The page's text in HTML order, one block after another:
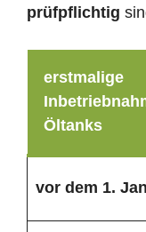
prüfpflichtig
erstmalige
Öltanks
vor dem 1.